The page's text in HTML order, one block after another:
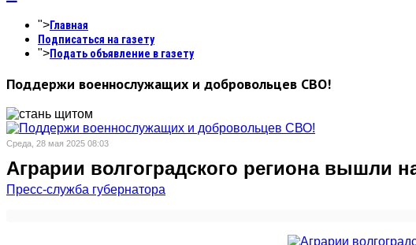
">Главная
Подписаться на газету
">Подать объявление в газету
Поддержи военнослужащих и добровольцев СВО!
Среда, 28 мая 2025 08:03
Аграрии волгоградского региона
Пресс-служба губернатора